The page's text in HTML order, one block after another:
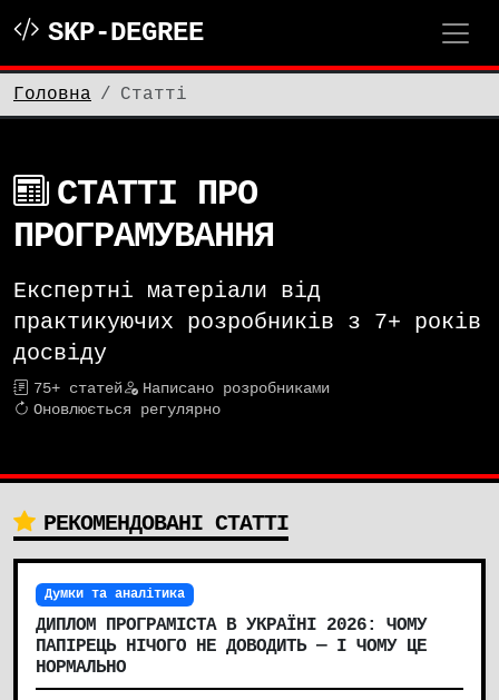
SKP-DEGREE
Головна Статті
СТАТТІ ПРО
ПРОГРАМУВАННЯ
Експертні матеріали від
практикуючих розробників з 7+ років
досвіду
75+ статей
Написано розробниками
Оновлюється регулярно
РЕКОМЕНДОВАНІ СТАТТІ
Думки та аналітика
ДИПЛОМ ПРОГРАМІСТА В УКРАЇНІ 2026: ЧОМУ
ПАПІРЕЦЬ НІЧОГО НЕ ДОВОДИТЬ — І ЧОМУ ЦЕ
НОРМАЛЬНО